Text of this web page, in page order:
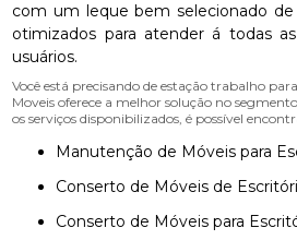
com um leque bem selecionado
otimizados para atender á todas
usuários.
Você está precisando de estação trabalho
Moveis oferece a melhor solução no
os serviços disponibilizados, é possível
Manutenção de Móveis para
Conserto de Móveis de
Conserto de Móveis para